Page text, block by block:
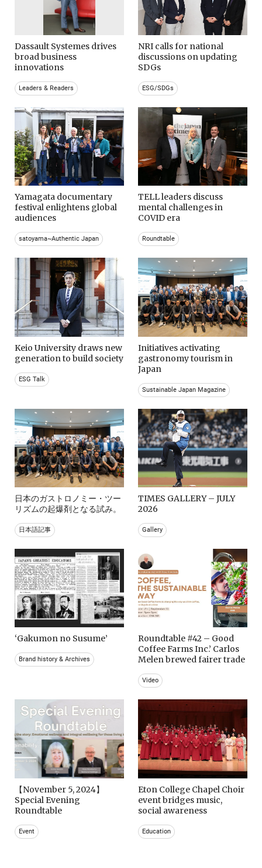
Dassault Systemes drives
broad business
innovations
Leaders & Readers
NRI calls for national
discussions on updating
SDGs
ESG/SDGs
Yamagata documentary
festival enlightens global
audiences
satoyama~Authentic Japan
TELL leaders discuss
mental challenges in
COVID era
Roundtable
Keio University draws new
generation to build society
ESG Talk
Initiatives activating
gastronomy tourism in
Japan
Sustainable Japan Magazine
日本のガストロノミー・ツー
リズムの起爆剤となる試み。
日本語記事
TIMES GALLERY – JULY
2026
Gallery
‘Gakumon no Susume’
Brand history & Archives
Roundtable #42 – Good
Coffee Farms Inc.’ Carlos
Melen brewed fairer trade
Video
【November 5, 2024】
Special Evening
Roundtable
Event
Eton College Chapel Choir
event bridges music,
social awareness
Education